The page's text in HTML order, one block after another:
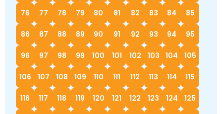
76 77 78 79 80 81 82 83 84 85
86 87 88 89 90 91 92 93 94 95
96 97 98 99 100 101 102 103 104 105
106 107 108 109 110 111 112 113 114 115
116 117 118 119 120 121 122 123 124 125